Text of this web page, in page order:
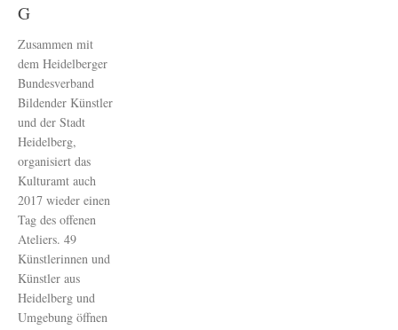
G
Zusammen mit
dem Heidelberger
Bundesverband
Bildender Künstler
und der Stadt
Heidelberg,
organisiert das
Kulturamt auch
2017 wieder einen
Tag des offenen
Ateliers. 49
Künstlerinnen und
Künstler aus
Heidelberg und
Umgebung öffnen